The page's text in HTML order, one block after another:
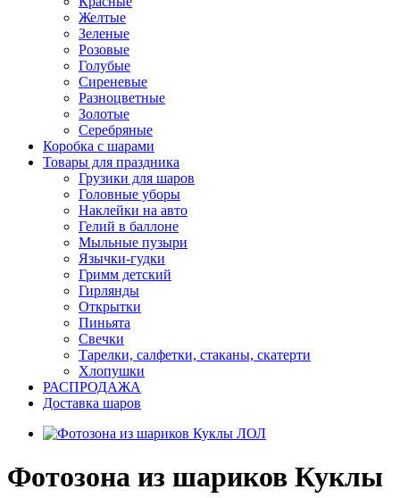
Желтые
Зеленые
Розовые
Голубые
Сиреневые
Разноцветные
Золотые
Серебряные
Коробка с шарами
Товары для праздника
Грузики для шаров
Головные уборы
Наклейки на авто
Гелий в баллоне
Мыльные пузыри
Язычки-гудки
Гримм детский
Гирлянды
Открытки
Пиньята
Свечки
Тарелки, салфетки, стаканы, скатерти
Хлопушки
РАСПРОДАЖА
Доставка шаров
Фотозона из шариков Куклы